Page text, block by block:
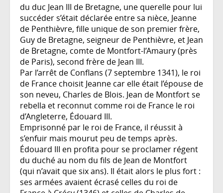
du duc Jean III de Bretagne, une querelle pour lui
succéder s’était déclarée entre sa nièce, Jeanne
de Penthièvre, fille unique de son premier frère,
Guy de Bretagne, seigneur de Penthièvre, et Jean
de Bretagne, comte de Montfort-l’Amaury (près
de Paris), second frère de Jean III.
Par l’arrêt de Conflans (7 septembre 1341), le roi
de France choisit Jeanne car elle était l’épouse de
son neveu, Charles de Blois. Jean de Montfort se
rebella et reconnut comme roi de France le roi
d’Angleterre, Édouard III.
Emprisonné par le roi de France, il réussit à
s’enfuir mais mourut peu de temps après.
Édouard III en profita pour se proclamer régent
du duché au nom du fils de Jean de Montfort
(qui n’avait que six ans). Il était alors le plus fort :
ses armées avaient écrasé celles du roi de